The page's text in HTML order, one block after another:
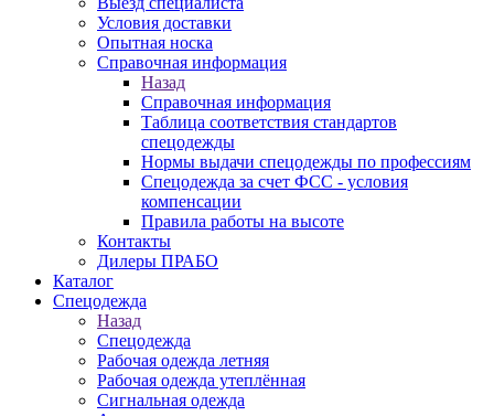
Условия доставки
Опытная носка
Справочная информация
Назад
Справочная информация
Таблица соответствия стандартов
спецодежды
Нормы выдачи спецодежды по профессиям
Спецодежда за счет ФСС - условия
компенсации
Правила работы на высоте
Контакты
Дилеры ПРАБО
Каталог
Спецодежда
Назад
Спецодежда
Рабочая одежда летняя
Рабочая одежда утеплённая
Сигнальная одежда